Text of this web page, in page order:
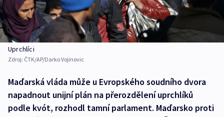
Uprchlíci
Zdroj: ČTK/AP/Darko Vojinovic
Maďarská vláda může u Evropského soudního dvora
napadnout unijní plán na přerozdělení uprchlíků
podle kvót, rozhodl tamní parlament. Maďarsko proti